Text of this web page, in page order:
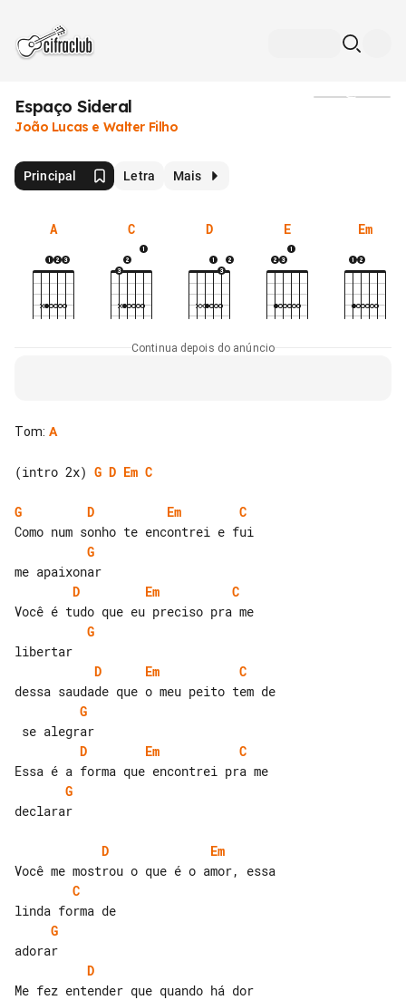
Espaço Sideral
João Lucas e Walter Filho
Principal Letra Mais
A C D E Em
Continua depois do anúncio
Tom: A
(intro 2x) G D Em C
G D Em
C
G
D
Em
C
G
D
Em
C
G
D
Em
C
G
declarar
D
Em
C
G
D